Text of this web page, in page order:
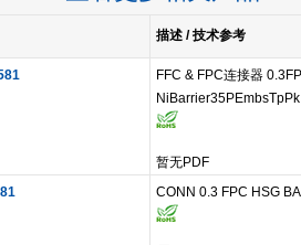
描述 / 技术参考
FFC & FPC连接器
NiBarrier35PEmbsTpPk
暂无PDF
CONN 0.3 FPC HSG